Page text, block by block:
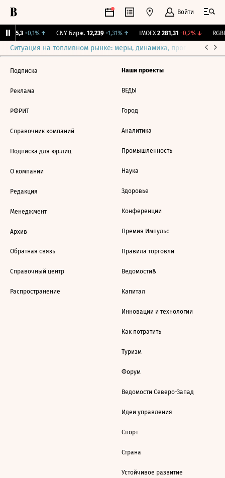
Войти
115,3 +0,1%↑ CNY Бирж. 12,239 +1,31%↑ IMOEX 2 281,31 -0,2%↓
Ситуация на топливном рынке: меры, динамика, прогнозы
Подписка
Реклама
РФРИТ
Справочник компаний
Подписка для юр.лиц
О компании
Редакция
Менеджмент
Архив
Обратная связь
Справочный центр
Распространение
Наши проекты
ВЕДЫ
Город
Аналитика
Промышленность
Наука
Здоровье
Конференции
Премия Импульс
Правила торговли
Ведомости&
Капитал
Инновации и технологии
Как потратить
Туризм
Форум
Ведомости Северо-Запад
Идеи управления
Спорт
Страна
Устойчивое развитие